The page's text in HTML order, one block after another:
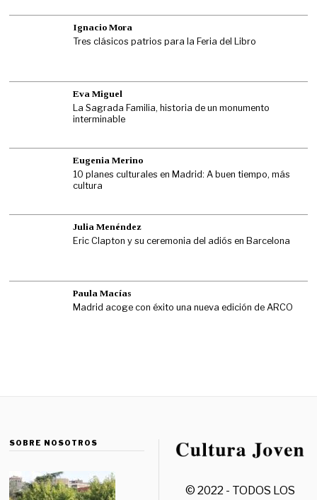
Ignacio Mora
Tres clásicos patrios para la Feria del Libro
Eva Miguel
La Sagrada Familia, historia de un monumento
interminable
Eugenia Merino
10 planes culturales en Madrid: A buen tiempo, más
cultura
Julia Menéndez
Eric Clapton y su ceremonia del adiós en Barcelona
Paula Macías
Madrid acoge con éxito una nueva edición de ARCO
SOBRE NOSOTROS
© 2022 - TODOS LOS